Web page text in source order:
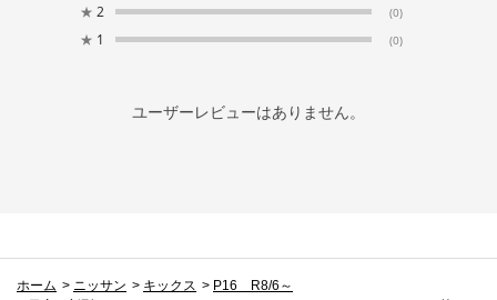
★ 2 (0)
★ 1 (0)
ユーザーレビューはありません。
ホーム > ニッサン > キックス > P16 R8/6～